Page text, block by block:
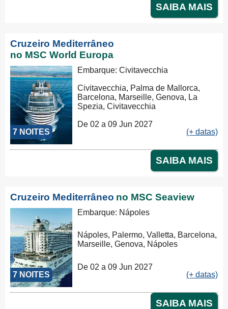
SAIBA MAIS
Cruzeiro Mediterrâneo
no MSC World Europa
7 NOITES
Embarque: Civitavecchia
Civitavecchia, Palma de Mallorca,
Barcelona, Marseille, Genova, La
Spezia, Civitavecchia
De 02 a 09 Jun 2027
(+ datas)
SAIBA MAIS
Cruzeiro Mediterrâneo no MSC Seaview
7 NOITES
Embarque: Nápoles
Nápoles, Palermo, Valletta, Barcelona,
Marseille, Genova, Nápoles
De 02 a 09 Jun 2027
(+ datas)
SAIBA MAIS